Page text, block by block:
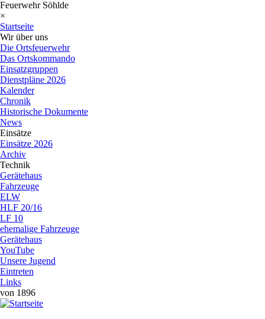
Feuerwehr Söhlde
×
Startseite
Wir über uns
Die Ortsfeuerwehr
Das Ortskommando
Einsatzgruppen
Dienstpläne 2026
Kalender
Chronik
Historische Dokumente
News
Einsätze
Einsätze 2026
Archiv
Technik
Gerätehaus
Fahrzeuge
ELW
HLF 20/16
LF 10
ehemalige Fahrzeuge
Gerätehaus
YouTube
Unsere Jugend
Eintreten
Links
von 1896